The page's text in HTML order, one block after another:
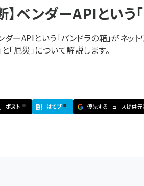
】ベンダーAPIという
ーAPIという「パンドラの箱」がネッ
「厄災」について解説します。
ポスト はてブ 優先するニュース提供